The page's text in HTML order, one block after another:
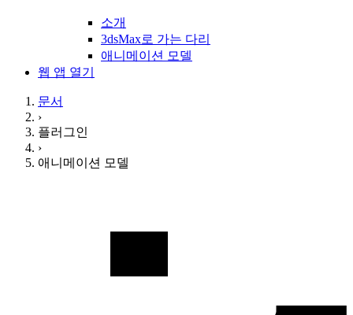
소개
3dsMax로 가는 다리
애니메이션 모델
웹 앱 열기
문서
›
플러그인
›
애니메이션 모델